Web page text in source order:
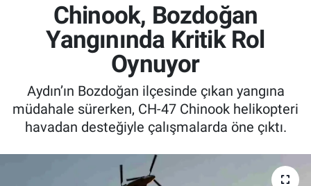
Chinook, Bozdoğan
Yangınında Kritik Rol
Oynuyor
Aydın’ın Bozdoğan ilçesinde çıkan yangına
müdahale sürerken, CH-47 Chinook helikopteri
havadan desteğiyle çalışmalarda öne çıktı.
KULİS MEYDANI
1461 TRABZON
FUTBOL
Son Dakika Haberleri